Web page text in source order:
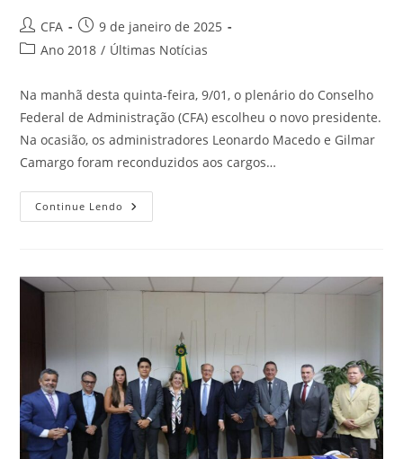
CFA
9 de janeiro de 2025
Ano 2018 / Últimas Notícias
Na manhã desta quinta-feira, 9/01, o plenário do Conselho
Federal de Administração (CFA) escolheu o novo presidente.
Na ocasião, os administradores Leonardo Macedo e Gilmar
Camargo foram reconduzidos aos cargos…
Continue Lendo